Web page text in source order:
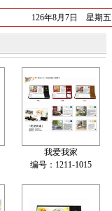
126年8月7日 星期五
我爱我家
编号：1211-1015